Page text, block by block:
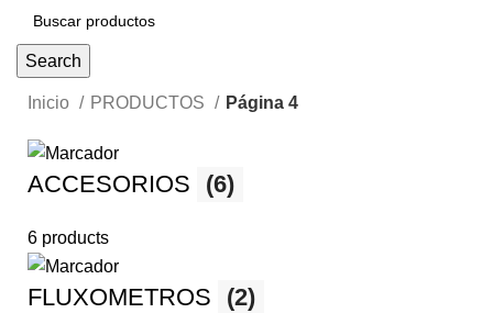
Search
Inicio PRODUCTOS Página 4
ACCESORIOS (6)
6 products
FLUXOMETROS (2)